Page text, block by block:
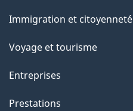
sujets
Immigration et citoyenneté
Voyage et tourisme
Entreprises
Prestations